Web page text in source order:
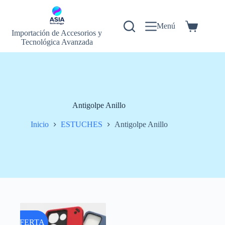
Importación de Accesorios y
Tecnológica Avanzada
Menú
Carrito
Antigolpe Anillo
Inicio ESTUCHES Antigolpe Anillo
OFERTA